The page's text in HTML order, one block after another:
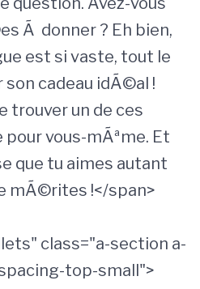
Ã donner ? Eh bien,
est si vaste, tout le
cadeau idÃ©al !
trouver un de ces
vous-mÃªme. Et
que tu aimes autant
mÃ©rites !</span>
class="a-section a-
top-small">